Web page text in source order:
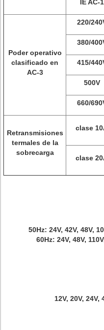
IE AC-1
Poder operativo
clasificado en
AC-3
220/
380/
415/
500V
660/
Retransmisiones
termales de la
sobrecarga
clase
clase
50Hz: 24V, 42V, 48V,
60Hz: 24V, 48V,
12V, 20V, 24V,